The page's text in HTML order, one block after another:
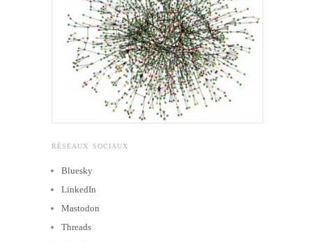
RÉSEAUX SOCIAUX
Bluesky
LinkedIn
Mastodon
Threads